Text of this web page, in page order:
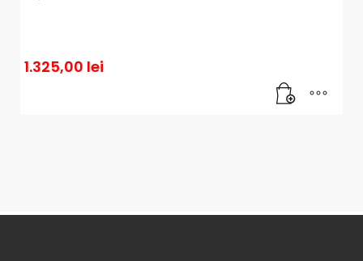
1.325,00 lei